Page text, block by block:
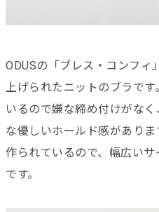
ODUSの「ブレス・コンフィ
上げられたニットのブラで
いるので嫌な締め付けがな
な優しいホールド感があり
作られているので、幅広い
です。